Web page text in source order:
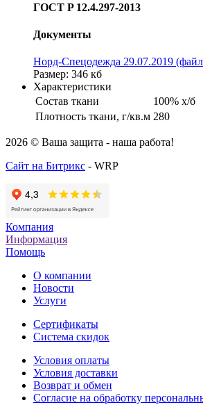
ГOCT P 12.4.297-2013
Документы
Норд-Спецодежда 29.07.2019
Размер: 346 кб
Характеристики
Состав ткани
100% х/б
Плотность ткани, г/кв.м 280
2026 © Ваша защита - наша работа!
Сайт на Битрикс - WRP
Компания
Информация
Помощь
О компании
Новости
Услуги
Cертификаты
Система скидок
Условия оплаты
Условия доставки
Возврат и обмен
Согласие на обработку